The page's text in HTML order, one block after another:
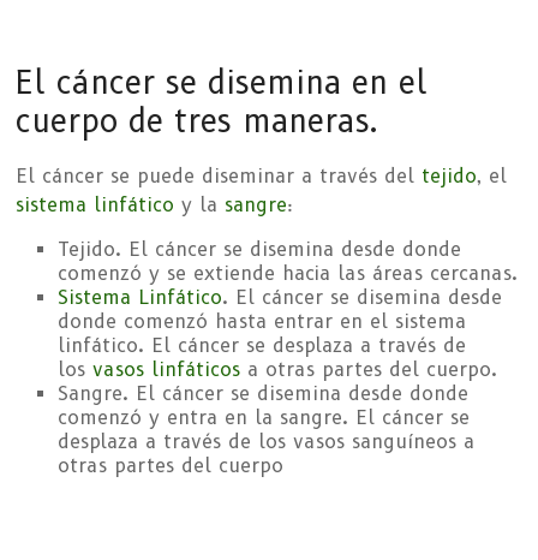
El cáncer se disemina en el
cuerpo de tres maneras.
El cáncer se puede diseminar a través del tejido, el
sistema linfático y la sangre:
Tejido. El cáncer se disemina desde donde
comenzó y se extiende hacia las áreas cercanas.
Sistema Linfático. El cáncer se disemina desde
donde comenzó hasta entrar en el sistema
linfático. El cáncer se desplaza a través de
losvasos linfáticos a otras partes del cuerpo.
Sangre. El cáncer se disemina desde donde
comenzó y entra en la sangre. El cáncer se
desplaza a través de los vasos sanguíneos a
otras partes del cuerpo